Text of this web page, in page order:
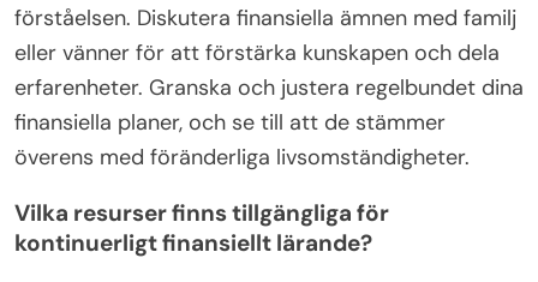
förståelsen. Diskutera finansiella ämnen med familj
eller vänner för att förstärka kunskapen och dela
erfarenheter. Granska och justera regelbundet dina
finansiella planer, och se till att de stämmer
överens med föränderliga livsomständigheter.
Vilka resurser finns tillgängliga för
kontinuerligt finansiellt lärande?